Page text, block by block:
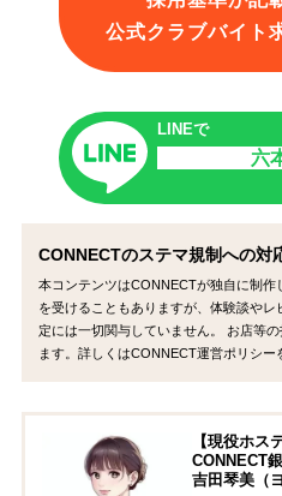
公式クラブバイト
LINEで
六
CONNECTのステマ規制への対
本コンテンツはCONNECTが独自に制
を受けることもありますが、体験談や
定には一切関与していません。 お店等
ます。詳しくはCONNECT運営ポリシー
【現役ホス
CONNECT
吉田琴美（